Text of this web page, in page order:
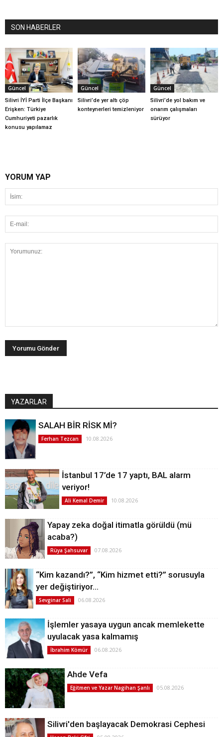
SON HABERLER
Güncel
Silivri İYİ Parti İlçe Başkanı
Erişken: Türkiye
Cumhuriyeti pazarlık
konusu yapılamaz
Güncel
Silivri’de yer altı çöp
konteynerleri temizleniyor
Güncel
Silivri’de yol bakım ve
onarım çalışmaları
sürüyor
YORUM YAP
YAZARLAR
SALAH BİR RİSK Mİ?
Ferhan Tezcan 10.08.2026
İstanbul 17’de 17 yaptı, BAL alarm
veriyor!
Ali Kemal Demir 10.08.2026
Yapay zeka doğal itimatla görüldü (mü
acaba?)
Rüya Şahsuvar 07.08.2026
“Kim kazandı?”, “Kim hizmet etti?” sorusuyla
yer değiştiriyor…
Sevginar Sali 06.08.2026
İşlemler yasaya uygun ancak memlekette
uyulacak yasa kalmamış
İbrahim Kömür 06.08.2026
Ahde Vefa
Eğitmen ve Yazar Nagihan Şanlı 05.08.2026
Silivri'den başlayacak Demokrasi Cephesi